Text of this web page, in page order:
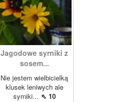
Jagodowe syrniki z
sosem...
Nie jestem wielbicielką
klusek leniwych ale
syrniki... ⇖ 10